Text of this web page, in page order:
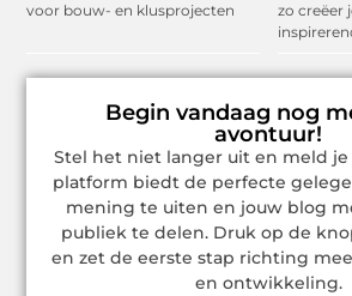
voor bouw- en klusprojecten
zo creëer
Begin vandaag nog
avontuur!
Stel het niet langer uit en meld je
platform biedt de perfecte
mening te uiten en jouw blog
publiek te delen. Druk op de
en zet de eerste stap richting
en ontwikkeling.